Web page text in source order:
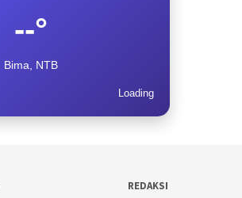
--°
Bima, NTB
Loading
REDAKSI